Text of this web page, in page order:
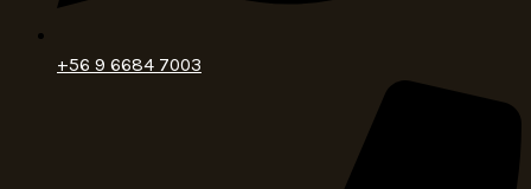
+56 9 6684 7003